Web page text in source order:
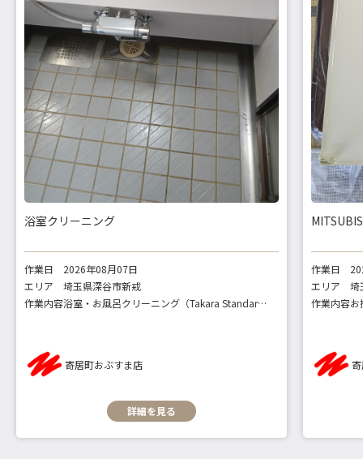
浴室クリーニング
作業日
2026年08月07日
エリア
埼玉県深谷市新戒
作業内容
浴室・お風呂クリーニング（Takara Standard タカラスタンダード）
寄居町おぶすま店
詳細を見る
作業日
エリア
埼
作業内容